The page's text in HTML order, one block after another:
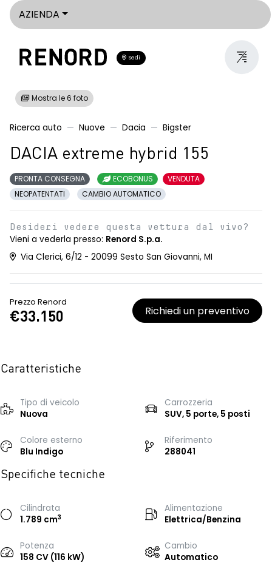
AZIENDA
Sedi
Mostra le 6 foto
Ricerca auto Nuove Dacia Bigster
DACIA extreme hybrid 155
PRONTA CONSEGNA ECOBONUS
VENDUTA
NEOPATENTATI
CAMBIO AUTOMATICO
Desideri vedere questa vettura dal vivo?
Vieni a vederla presso: Renord S.p.a.
Via Clerici, 6/12 - 20099 Sesto San Giovanni, MI
Prezzo Renord
€33.150 Richiedi un preventivo
Caratteristiche
Tipo di veicolo
Nuova
Carrozzeria
SUV, 5 porte, 5 posti
Colore esterno
Blu Indigo
Riferimento
288041
Specifiche tecniche
Cilindrata
1.789 cm3
Alimentazione
Elettrica/Benzina
Potenza
158 CV (116 kW)
Cambio
Automatico